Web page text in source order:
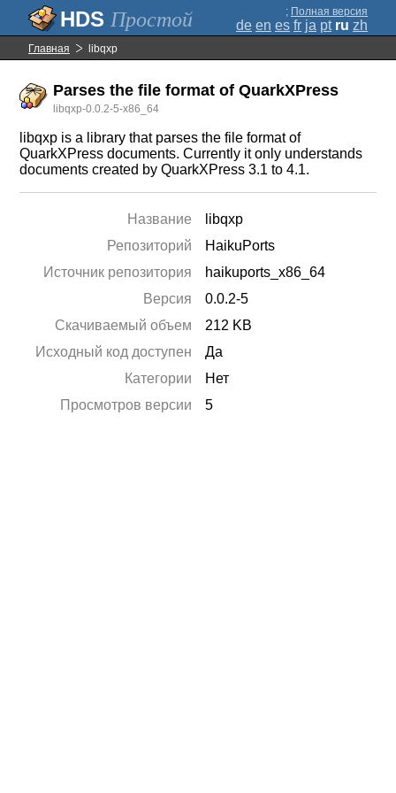
Простой ; Полная версия
de en es fr ja pt ru zh
Главная libqxp
Parses the file format of QuarkXPress
libqxp-0.0.2-5-x86_64
libqxp is a library that parses the file format of
QuarkXPress documents. Currently it only understands
documents created by QuarkXPress 3.1 to 4.1.
Название
libqxp
Репозиторий
HaikuPorts
Источник репозитория
haikuports_x86_64
Версия
0.0.2-5
Скачиваемый объем
212 KB
Исходный код доступен
Да
Категории
Нет
Просмотров версии
5